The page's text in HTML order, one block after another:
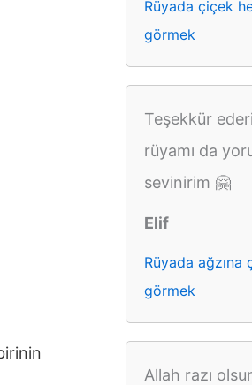
Rüyada çiçek
görmek
Teşekkür
rüyamı da
sevinirim 🤗
Elif
Rüyada ağzına
görmek
Allah razı